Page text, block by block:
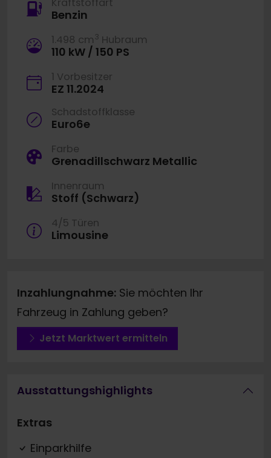
Benzin
1.498 cm 3 Hubraum
110 kW / 150 PS
1 Vorbesitzer
EZ 11.2024
Schadstoffklasse
Euro6e
Farbe
Grenadillschwarz Metallic
Innenraum
Stoff (Schwarz)
4/5 Türen
Limousine
Inzahlungnahme: Sie möchten Ihr
Fahrzeug in Zahlung geben?
Jetzt Marktwert ermitteln
Ausstattungshighlights
Extras
Einparkhilfe